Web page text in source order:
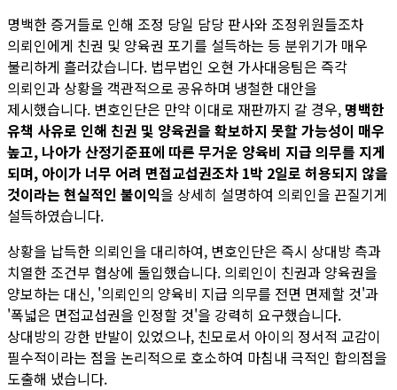
명백한 증거들로 인해 조정 당일 담당 판사와 조정위원들조차
의뢰인에게 친권 및 양육권 포기를 설득하는 등 분위기가 매우
불리하게 흘러갔습니다. 법무법인 오현 가사대응팀은 즉각
의뢰인과 상황을 객관적으로 공유하며 냉철한 대안을
제시했습니다. 변호인단은 만약 이대로 재판까지 갈 경우, 명백한
유책 사유로 인해 친권 및 양육권을 확보하지 못할 가능성이 매우
높고, 나아가 산정기준표에 따른 무거운 양육비 지급 의무를 지게
되며, 아이가 너무 어려 면접교섭권조차 1박 2일로 허용되지 않을
것이라는 현실적인 불이익을 상세히 설명하여 의뢰인을 끈질기게
설득하였습니다.
상황을 납득한 의뢰인을 대리하여, 변호인단은 즉시 상대방 측과
치열한 조건부 협상에 돌입했습니다. 의뢰인이 친권과 양육권을
양보하는 대신, '의뢰인의 양육비 지급 의무를 전면 면제할 것'과
'폭넓은 면접교섭권을 인정할 것'을 강력히 요구했습니다.
상대방의 강한 반발이 있었으나, 친모로서 아이의 정서적 교감이
필수적이라는 점을 논리적으로 호소하여 마침내 극적인 합의점을
도출해 냈습니다.